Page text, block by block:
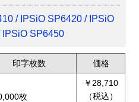
/ IPSiO SP6420 / IPSiO
IPSiO SP6450
印字枚数 価格
枚
￥28,710
（税込）